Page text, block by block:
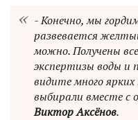
- Конечно, мы
развевается
можно. Получены
экспертизы воды и
видите много
выбирали вместе с
Виктор Аксёнов.